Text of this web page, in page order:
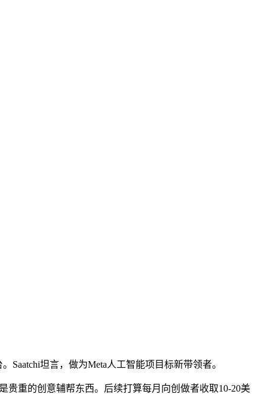
坦言，做为Meta人工智能项目标新带领者。
重的创意辅帮东西。后续打算每月向创做者收取10-20美